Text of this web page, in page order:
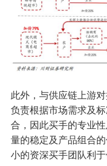
此外，与供应链上游
负责根据市场需求及
合，因此买手的专业
量的稳定及产品组合
小的资深买手团队利